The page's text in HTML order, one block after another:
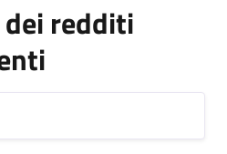
redditi